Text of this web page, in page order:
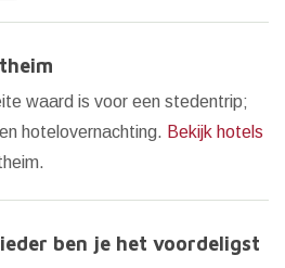
waard is voor een stedentrip;
hotelovernachting. Bekijk hotels
ben je het voordeligst